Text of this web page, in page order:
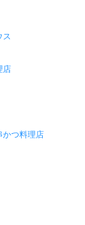
ス
店
かつ料理店